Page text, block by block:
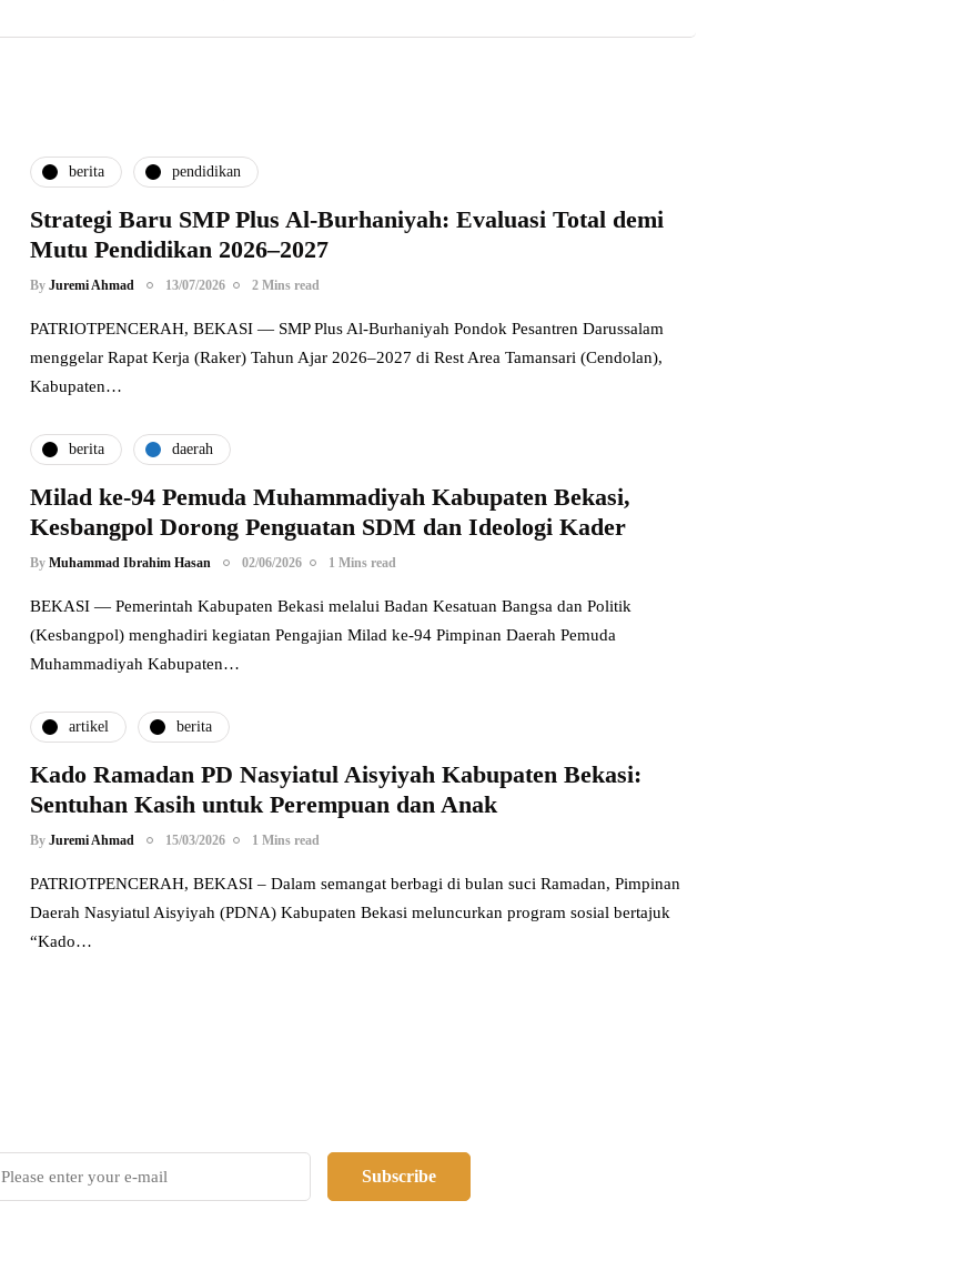
berita pendidikan
Strategi Baru SMP Plus Al-Burhaniyah: Evaluasi Total demi
Mutu Pendidikan 2026–2027
By Juremi Ahmad 13/07/2026 2 Mins read
PATRIOTPENCERAH, BEKASI — SMP Plus Al-Burhaniyah Pondok Pesantren Darussalam
menggelar Rapat Kerja (Raker) Tahun Ajar 2026–2027 di Rest Area Tamansari (Cendolan),
Kabupaten…
berita daerah
Milad ke-94 Pemuda Muhammadiyah Kabupaten Bekasi,
Kesbangpol Dorong Penguatan SDM dan Ideologi Kader
By Muhammad Ibrahim Hasan 02/06/2026 1 Mins read
BEKASI — Pemerintah Kabupaten Bekasi melalui Badan Kesatuan Bangsa dan Politik
(Kesbangpol) menghadiri kegiatan Pengajian Milad ke-94 Pimpinan Daerah Pemuda
Muhammadiyah Kabupaten…
artikel berita
Kado Ramadan PD Nasyiatul Aisyiyah Kabupaten Bekasi:
Sentuhan Kasih untuk Perempuan dan Anak
By Juremi Ahmad 15/03/2026 1 Mins read
PATRIOTPENCERAH, BEKASI – Dalam semangat berbagi di bulan suci Ramadan, Pimpinan
Daerah Nasyiatul Aisyiyah (PDNA) Kabupaten Bekasi meluncurkan program sosial bertajuk
“Kado…
Subscribe